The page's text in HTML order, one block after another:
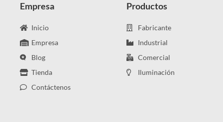
Empresa
Inicio
Empresa
Blog
Tienda
Contáctenos
Productos
Fabricante
Industrial
Comercial
Iluminación